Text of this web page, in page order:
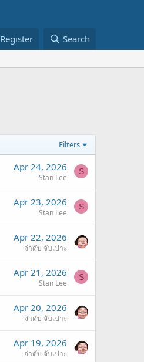
Register Search
Filters
Apr 24, 2026
Stan Lee
S
Apr 23, 2026
Stan Lee
S
Apr 22, 2026
จ่าดับ จับเปาะ
Apr 21, 2026
Stan Lee
S
Apr 20, 2026
จ่าดับ จับเปาะ
Apr 19, 2026
จ่าดับ จับเปาะ